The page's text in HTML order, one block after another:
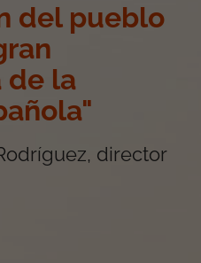
del pueblo
de la
director